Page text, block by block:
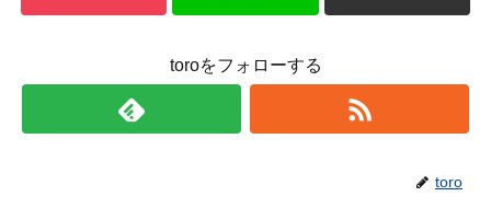
toroをフォローする
toro